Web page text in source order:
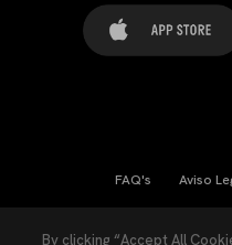
FAQ's Aviso
By clicking “Accept All